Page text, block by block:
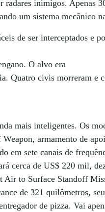
radares inimigos. Apenas
um sistema mecânico
de ser interceptados e
O alvo era
Quatro civis morreram e
mais inteligentes. Os
armamento de
em sete canais de
cerca de US$ 220 mil,
Air to Surface Standoff
de 321 quilômetros,
de pizza. Vai